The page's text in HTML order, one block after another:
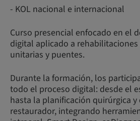
- KOL nacional e internacional
Curso presencial enfocado en el
digital aplicado a
unitarias y puentes.
Durante la formación, los
todo el proceso digital: desde el
hasta la planificación quirúrgica y
restaurador, integrando